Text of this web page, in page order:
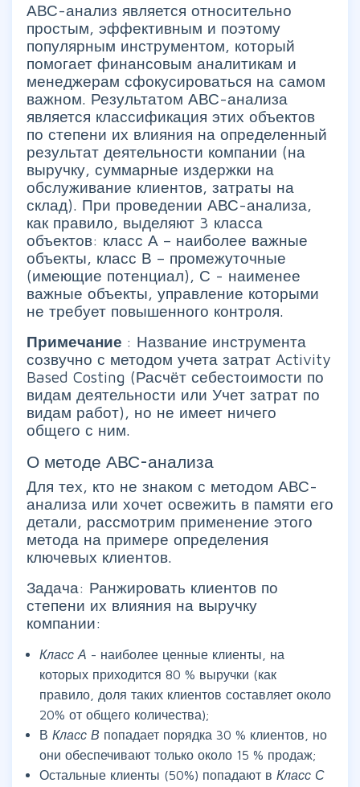
АВС-анализ является относительно
простым, эффективным и поэтому
популярным инструментом, который
помогает финансовым аналитикам и
менеджерам сфокусироваться на самом
важном. Результатом АВС-анализа
является классификация этих объектов
по степени их влияния на определенный
результат деятельности компании (на
выручку, суммарные издержки на
обслуживание клиентов, затраты на
склад). При проведении АВС-анализа,
как правило, выделяют 3 класса
объектов: класс А – наиболее важные
объекты, класс В – промежуточные
(имеющие потенциал), С - наименее
важные объекты, управление которыми
не требует повышенного контроля.
Примечание : Название инструмента
созвучно с методом учета затрат Activity
Based Costing (Расчёт себестоимости по
видам деятельности или Учет затрат по
видам работ), но не имеет ничего
общего с ним.
О методе АВС-анализа
Для тех, кто не знаком с методом АВС-
анализа или хочет освежить в памяти его
детали, рассмотрим применение этого
метода на примере определения
ключевых клиентов.
Задача: Ранжировать клиентов по
степени их влияния на выручку
компании:
Класс А - наиболее ценные клиенты, на
которых приходится 80 % выручки (как
правило, доля таких клиентов составляет около
20% от общего количества);
В Класс В попадает порядка 30 % клиентов, но
они обеспечивают только около 15 % продаж;
Остальные клиенты (50%) попадают в Класс С